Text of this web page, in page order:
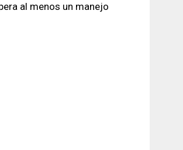
al menos un manejo